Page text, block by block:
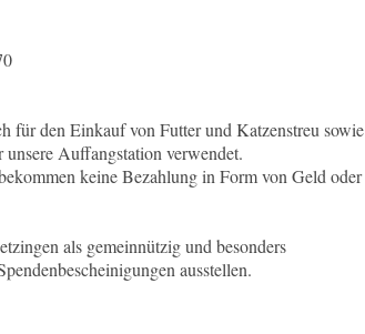
für den Einkauf von Futter und Katzenstreu sowie
Auffangstation verwendet.
keine Bezahlung in Form von Geld oder
als gemeinnützig und besonders
ausstellen.